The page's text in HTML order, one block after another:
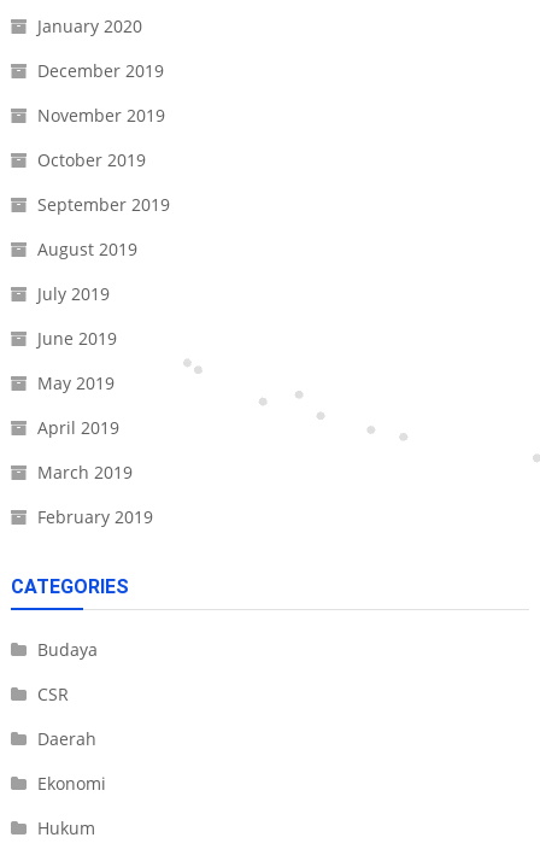
January 2020
December 2019
November 2019
October 2019
September 2019
August 2019
July 2019
June 2019
May 2019
April 2019
March 2019
February 2019
CATEGORIES
Budaya
CSR
Daerah
Ekonomi
Hukum